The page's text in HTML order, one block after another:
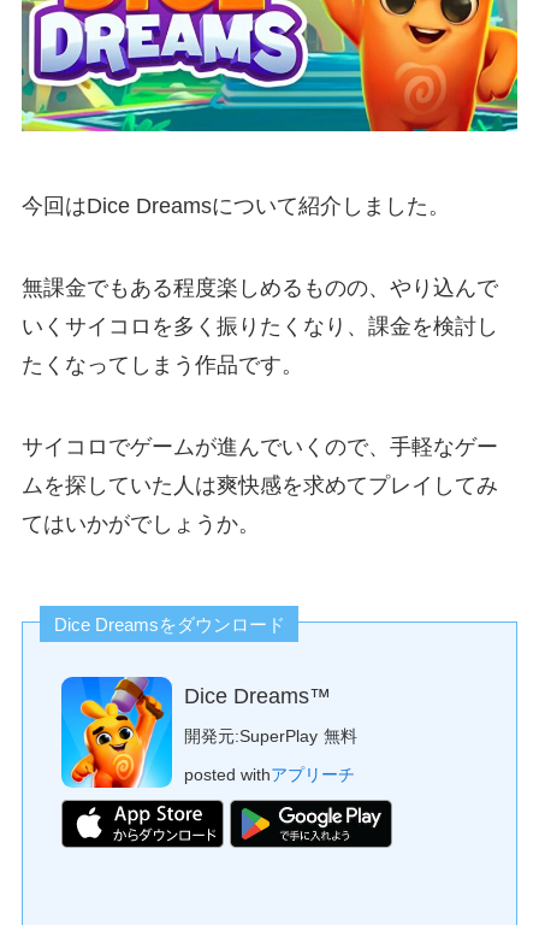
今回はDice Dreamsについて紹介しました。
無課金でもある程度楽しめるものの、やり込んで
いくサイコロを多く振りたくなり、課金を検討し
たくなってしまう作品です。
サイコロでゲームが進んでいくので、手軽なゲー
ムを探していた人は爽快感を求めてプレイしてみ
てはいかがでしょうか。
Dice Dreamsをダウンロード
Dice Dreams™
開発元:SuperPlay 無料
posted withアプリーチ